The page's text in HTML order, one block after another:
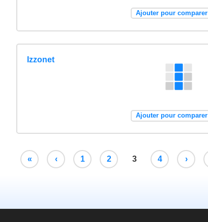
Ajouter pour comparer
Izzonet
Ajouter pour comparer
« ‹ 1 2 3 4 ›